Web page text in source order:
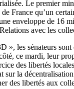
Le premier
France qu’un
enveloppe de 16
avec les
», les sénateurs
ce mardi, leur
des libertés
sur la
des libertés aux